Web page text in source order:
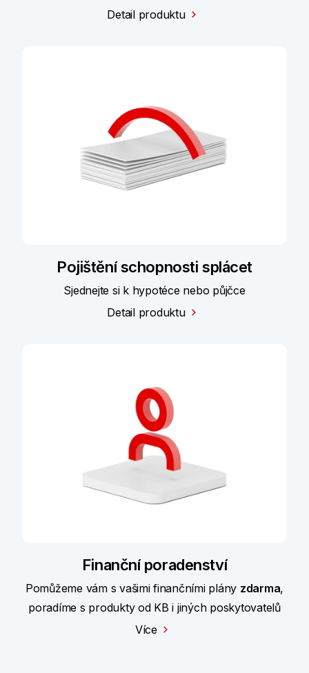
Detail produktu
Pojištění schopnosti splácet
Sjednejte si k hypotéce nebo půjčce
Detail produktu
Finanční poradenství
Pomůžeme vám s vašimi finančními plány zdarma,
poradíme s produkty od KB i jiných poskytovatelů
Více